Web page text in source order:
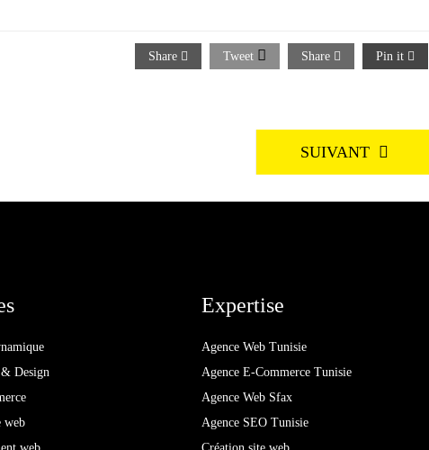
Share Tweet Share Pin it
SUIVANT
Design
web
Expertise
Agence Web Tunisie
Agence E-Commerce Tunisie
Agence Web Sfax
Agence SEO Tunisie